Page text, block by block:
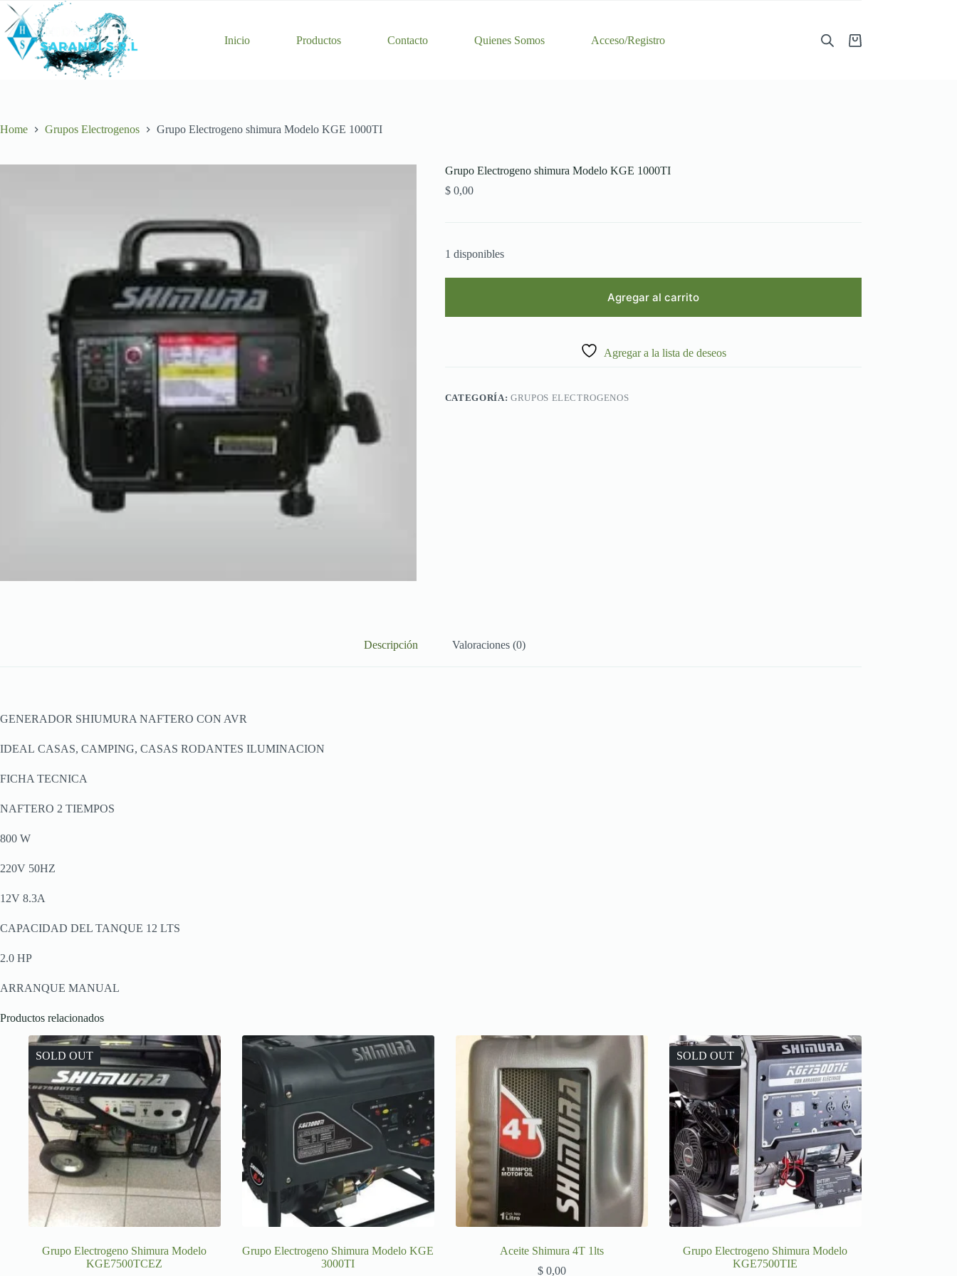
Skip
content
Inicio Productos Contacto Quienes Somos Acceso/Registro
Shopping
Home Grupos Electrogenos Grupo Electrogeno shimura Modelo KGE 1000TI
Grupo Electrogeno shimura Modelo KGE 1000TI
$0,00
1 disponibles
Agregar al carrito
Agregar a la lista de deseos
CATEGORÍA: GRUPOS ELECTROGENOS
Descripción Valoraciones (0)
GENERADOR SHIUMURA NAFTERO CON AVR
IDEAL CASAS, CAMPING, CASAS RODANTES ILUMINACION
FICHA TECNICA
NAFTERO 2 TIEMPOS
800 W
220V 50HZ
12V 8.3A
CAPACIDAD DEL TANQUE 12 LTS
2.0 HP
ARRANQUE MANUAL
Productos relacionados
SOLD OUT
Grupo Electrogeno Shimura Modelo
KGE7500TCEZ
Grupo Electrogeno Shimura Modelo KGE
3000TI
Aceite Shimura 4T 1lts
$0,00
SOLD OUT
Grupo Electrogeno Shimura Modelo
KGE7500TIE